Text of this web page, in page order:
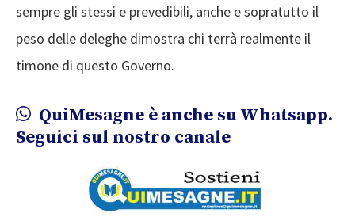
sempre gli stessi e prevedibili, anche e sopratutto il
peso delle deleghe dimostra chi terrà realmente il
timone di questo Governo.
QuiMesagne è anche su Whatsapp.
Seguici sul nostro canale